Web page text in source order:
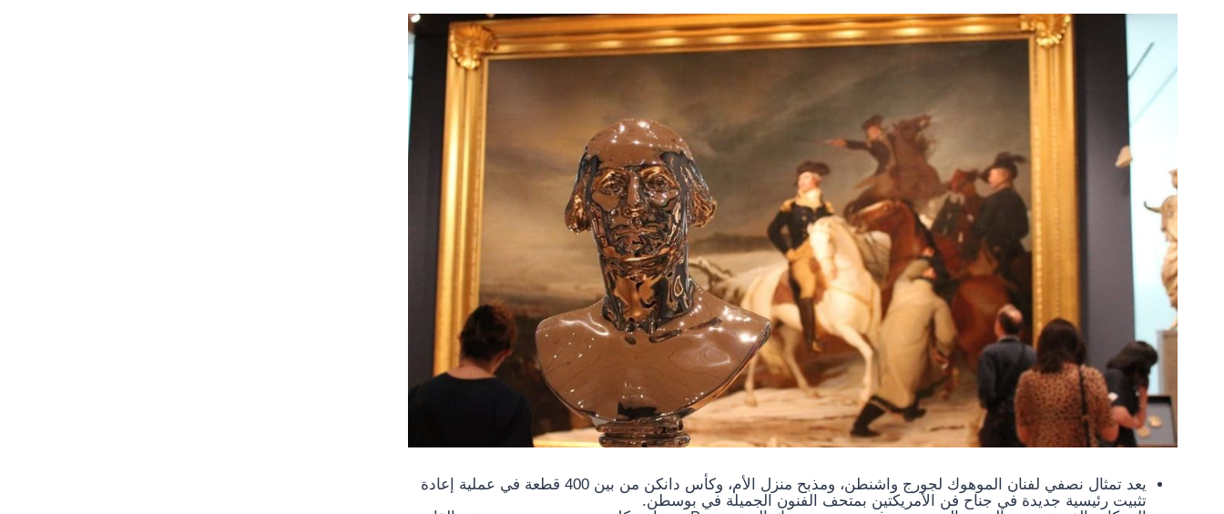
يعد تمثال نصفي لفنان الموهوك لجورج واشنطن، ومذبح منزل الأم، وكأس دانكن من بين 400 قطعة في عملية إعادة
تثبيت رئيسية جديدة في جناح فن الأمريكتين بمتحف الفنون الجميلة في بوسطن.